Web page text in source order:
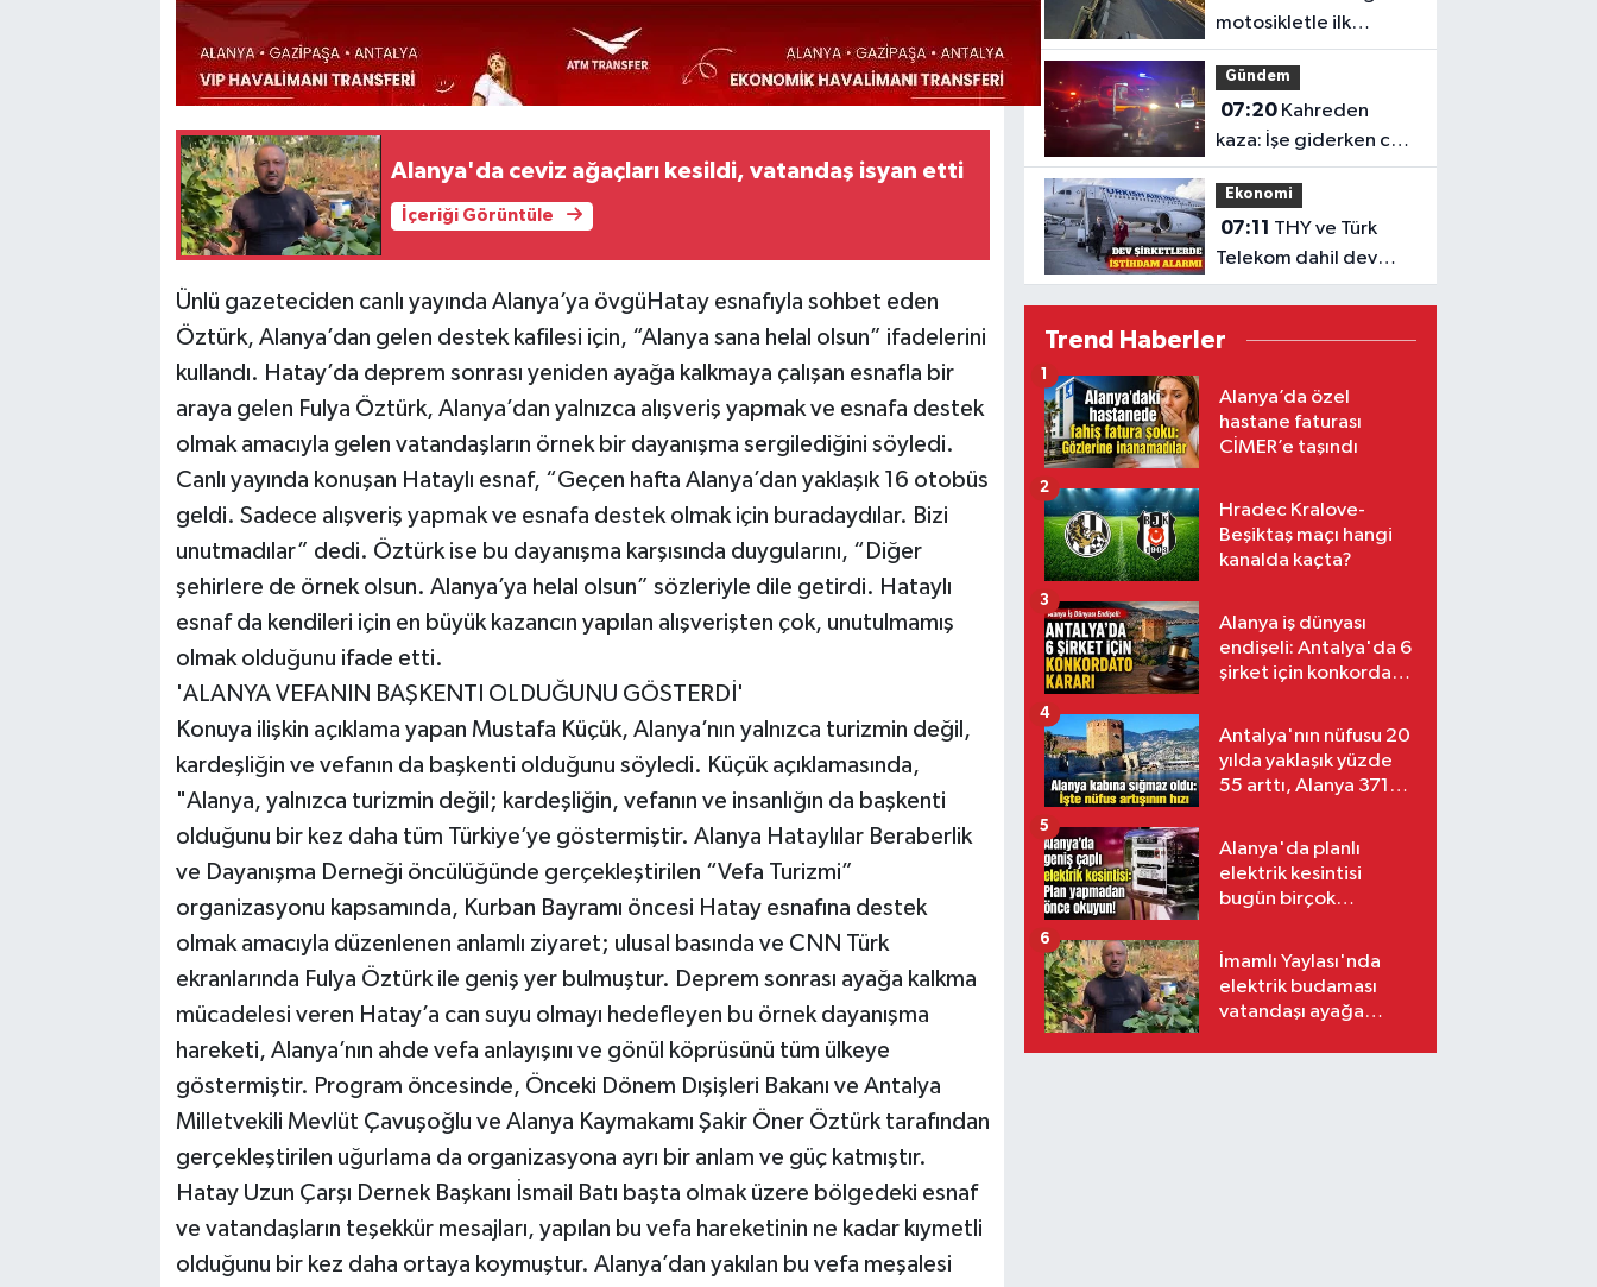
Alanya'da ceviz ağaçları kesildi, vatandaş isyan etti
İçeriği Görüntüle
Ünlü gazeteciden canlı yayında Alanya’ya övgüHatay esnafıyla sohbet eden
Öztürk, Alanya’dan gelen destek kafilesi için, “Alanya sana helal olsun” ifadelerini
kullandı. Hatay’da deprem sonrası yeniden ayağa kalkmaya çalışan esnafla bir
araya gelen Fulya Öztürk, Alanya’dan yalnızca alışveriş yapmak ve esnafa destek
olmak amacıyla gelen vatandaşların örnek bir dayanışma sergilediğini söyledi.
Canlı yayında konuşan Hataylı esnaf, “Geçen hafta Alanya’dan yaklaşık 16 otobüs
geldi. Sadece alışveriş yapmak ve esnafa destek olmak için buradaydılar. Bizi
unutmadılar” dedi. Öztürk ise bu dayanışma karşısında duygularını, “Diğer
şehirlere de örnek olsun. Alanya’ya helal olsun” sözleriyle dile getirdi. Hataylı
esnaf da kendileri için en büyük kazancın yapılan alışverişten çok, unutulmamış
olmak olduğunu ifade etti.
'ALANYA VEFANIN BAŞKENTI OLDUĞUNU GÖSTERDİ'
Konuya ilişkin açıklama yapan Mustafa Küçük, Alanya’nın yalnızca turizmin değil,
kardeşliğin ve vefanın da başkenti olduğunu söyledi. Küçük açıklamasında,
"Alanya, yalnızca turizmin değil; kardeşliğin, vefanın ve insanlığın da başkenti
olduğunu bir kez daha tüm Türkiye’ye göstermiştir. Alanya Hataylılar Beraberlik
ve Dayanışma Derneği öncülüğünde gerçekleştirilen “Vefa Turizmi”
organizasyonu kapsamında, Kurban Bayramı öncesi Hatay esnafına destek
olmak amacıyla düzenlenen anlamlı ziyaret; ulusal basında ve CNN Türk
ekranlarında Fulya Öztürk ile geniş yer bulmuştur. Deprem sonrası ayağa kalkma
mücadelesi veren Hatay’a can suyu olmayı hedefleyen bu örnek dayanışma
hareketi, Alanya’nın ahde vefa anlayışını ve gönül köprüsünü tüm ülkeye
göstermiştir. Program öncesinde, Önceki Dönem Dışişleri Bakanı ve Antalya
Milletvekili Mevlüt Çavuşoğlu ve Alanya Kaymakamı Şakir Öner Öztürk tarafından
gerçekleştirilen uğurlama da organizasyona ayrı bir anlam ve güç katmıştır.
Hatay Uzun Çarşı Dernek Başkanı İsmail Batı başta olmak üzere bölgedeki esnaf
ve vatandaşların teşekkür mesajları, yapılan bu vefa hareketinin ne kadar kıymetli
olduğunu bir kez daha ortaya koymuştur. Alanya’dan yakılan bu vefa meşalesi
motosikletle ilk
gününde hayatını
kaybetti
Gündem
07:20
kaza: İşe giderken can
verdi
Ekonomi
07:11
Telekom dahil dev
şirketlerde istihdam
Trend Haberler
Alanya’da özel
hastane faturası
CİMER’e taşındı
1
Hradec Kralove-
Beşiktaş maçı hangi
kanalda kaçta?
2
Alanya iş dünyası
endişeli: Antalya'da 6
şirket için konkordato
3
Antalya'nın nüfusu 20
yılda yaklaşık yüzde
55 arttı, Alanya 371
4
Alanya'da planlı
elektrik kesintisi
bugün birçok
5
İmamlı Yaylası'nda
elektrik budaması
vatandaşı ayağa
6